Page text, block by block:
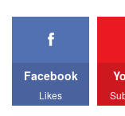
We appeal to your
All you have to do is
Эмоционально
Facebook
Likes